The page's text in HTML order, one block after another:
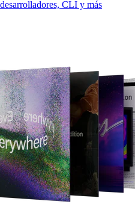
CLI y más